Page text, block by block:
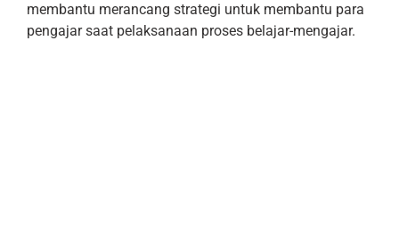
membantu merancang strategi untuk membantu para
pengajar saat pelaksanaan proses belajar-mengajar.